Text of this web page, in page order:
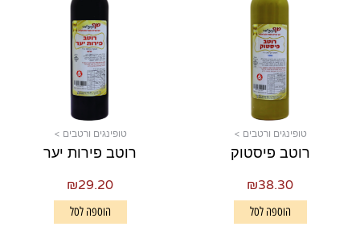
טופינגים ורטבים >
רוטב פיסטוק
₪38.30
הוספה לסל
טופינגים ורטבים >
רוטב פירות יער
₪29.20
הוספה לסל